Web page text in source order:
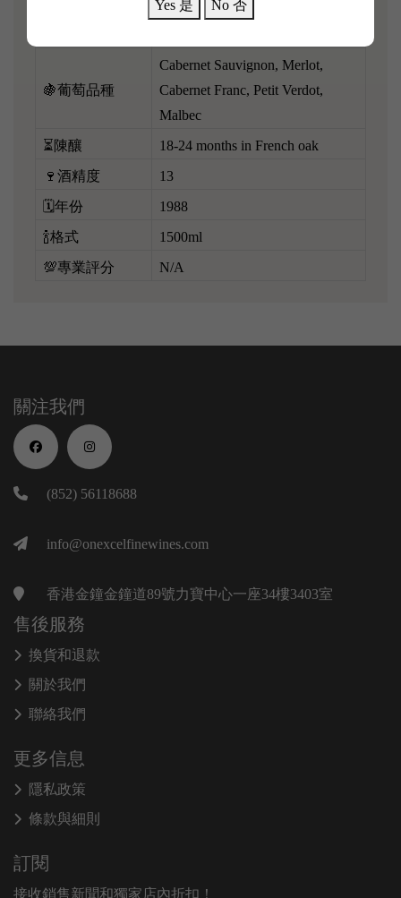
Yes 是 No 否
🍇葡萄品種
Cabernet Sauvignon, Merlot,
Cabernet Franc, Petit Verdot,
Malbec
⏳陳釀 18-24 months in French oak
🍷酒精度 13
🗓️年份 1988
🍾格式 1500ml
💯專業評分 N/A
關注我們
(852) 56118688
info@onexcelfinewines.com
香港金鐘金鐘道89號力寶中心一座34樓3403室
售後服務
換貨和退款
關於我們
聯絡我們
更多信息
隱私政策
條款與細則
訂閱
接收銷售新聞和獨家店內折扣！